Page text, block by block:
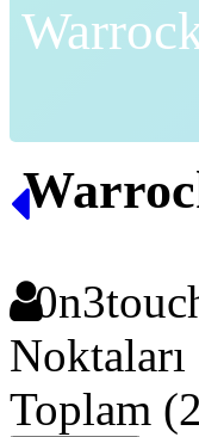
Noktaları
Toplam